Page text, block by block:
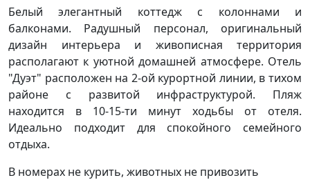
Белый элегантный коттедж с колоннами и
балконами. Радушный персонал, оригинальный
дизайн интерьера и живописная территория
располагают к уютной домашней атмосфере. Отель
"Дуэт" расположен на 2-ой курортной линии, в тихом
районе с развитой инфраструктурой. Пляж
находится в 10-15-ти минут ходьбы от отеля.
Идеально подходит для спокойного семейного
отдыха.
В номерах не курить, животных не привозить